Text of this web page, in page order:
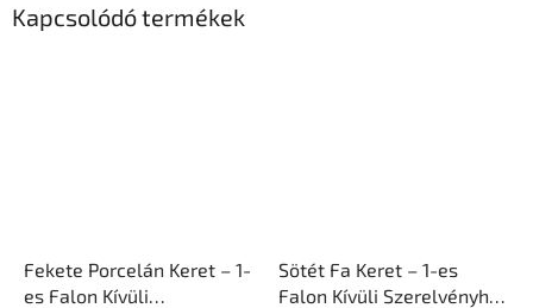
Kapcsolódó termékek
Fekete Porcelán Keret – 1-
es Falon Kívüli
Sötét Fa Keret – 1-es
Falon Kívüli Szerelvényhez